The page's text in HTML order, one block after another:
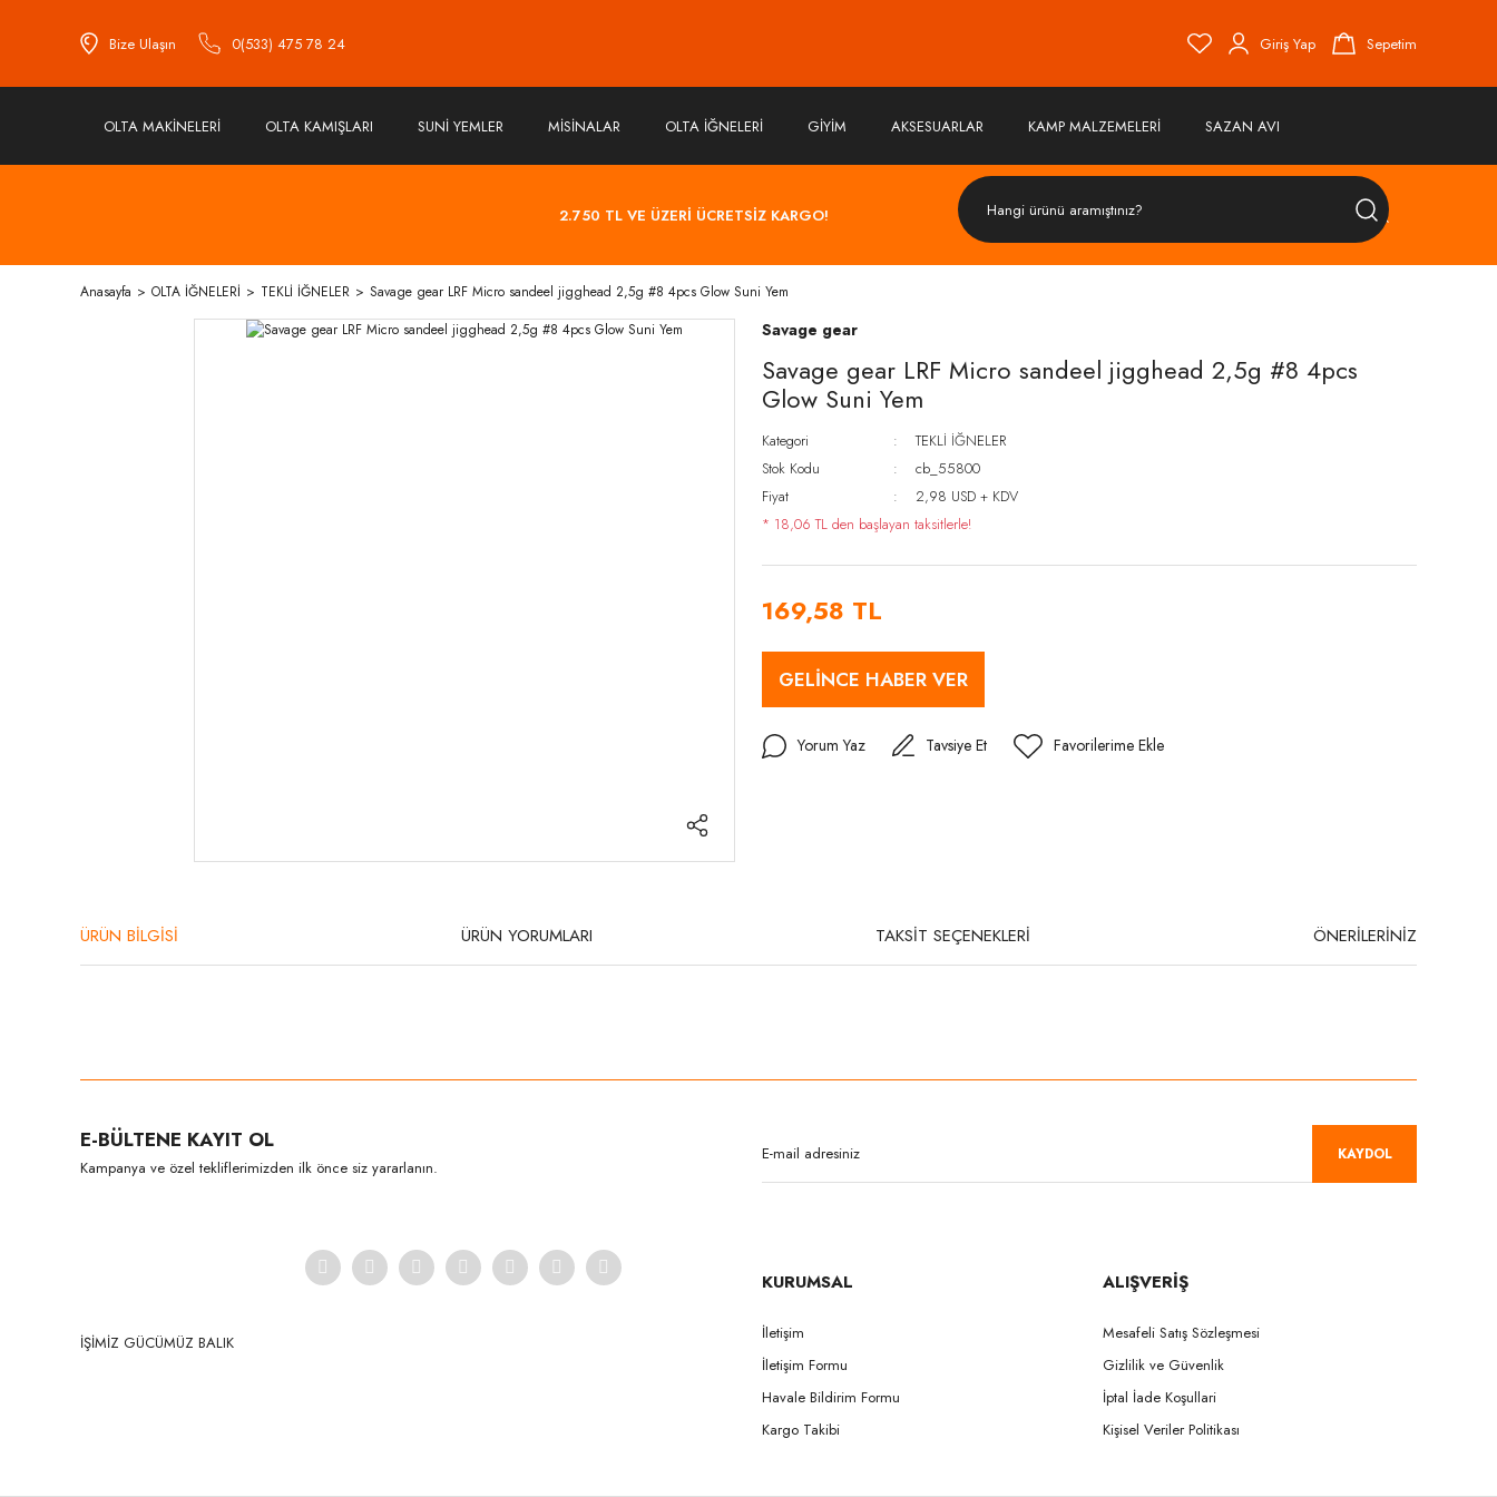
Bize Ulaşın 0(533) 475 78 24 Giriş Yap Sepetim
OLTA MAKİNELERİ OLTA KAMIŞLARI SUNİ YEMLER MİSİNALAR OLTA İĞNELERİ GİYİM AKSESUARLAR KAMP MALZEMELERİ SAZAN AVI
2.750 TL VE ÜZERİ ÜCRETSİZ KARGO!
ÜRÜN
Anasayfa OLTA İĞNELERİ TEKLİ İĞNELER Savage gear LRF Micro sandeel jigghead 2,5g #8 4pcs Glow Suni Yem
Savage gear
Savage gear LRF Micro sandeel jigghead 2,5g #8 4pcs
Glow Suni Yem
Kategori
TEKLİ İĞNELER
Stok Kodu
cb_55800
Fiyat
2,98 USD + KDV
* 18,06 TL den başlayan taksitlerle!
169,58 TL
GELİNCE HABER VER
Yorum Yaz Tavsiye Et
ÜRÜN BİLGİSİ ÜRÜN YORUMLARI TAKSİT SEÇENEKLERİ ÖNERİLERİNİZ
Ürün açıklamasında eksik bilgiler bulunuyor.
Ürün bilgilerinde hatalar bulunuyor.
E-BÜLTENE KAYIT OL
Kampanya ve özel tekliflerimizden ilk önce siz yararlanın.
KAYDOL
İŞİMİZ GÜCÜMÜZ BALIK
KURUMSAL
İletişim
İletişim Formu
Havale Bildirim Formu
Kargo Takibi
ALIŞVERİŞ
Mesafeli Satış Sözleşmesi
Gizlilik ve Güvenlik
İptal İade Koşullari
Kişisel Veriler Politikası